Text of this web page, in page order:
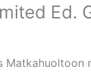
Ed.
Matkahuoltoon